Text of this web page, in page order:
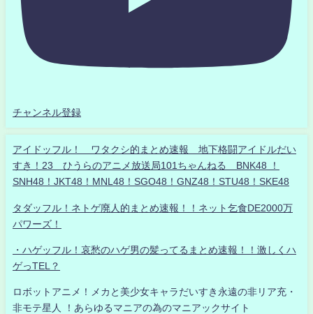
チャンネル登録
アイドッフル！ ワタクシ的まとめ速報 地下格闘アイドルだい
すき！23 ひうらのアニメ放送局101ちゃんねる BNK48 ！
SNH48！JKT48！MNL48！SGO48！GNZ48！STU48！SKE48
タダッフル！ネトゲ廃人的まとめ速報！！ネット乞食DE2000万
パワーズ！
・ハゲッフル！哀愁のハゲ男の髪ってるまとめ速報！！激しくハ
ゲっTEL？
ロボットアニメ！メカと美少女キャラだいすき永遠の非リア充・
非モテ星人 ！あらゆるマニアの為のマニアックサイト